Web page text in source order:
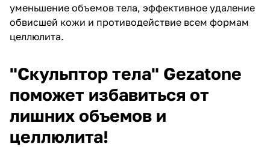
уменьшение объемов тела, эффективное удаление
обвисшей кожи и противодействие всем формам
целлюлита.
"Скульптор тела" Gezatone
поможет избавиться от
лишних объемов и
целлюлита!